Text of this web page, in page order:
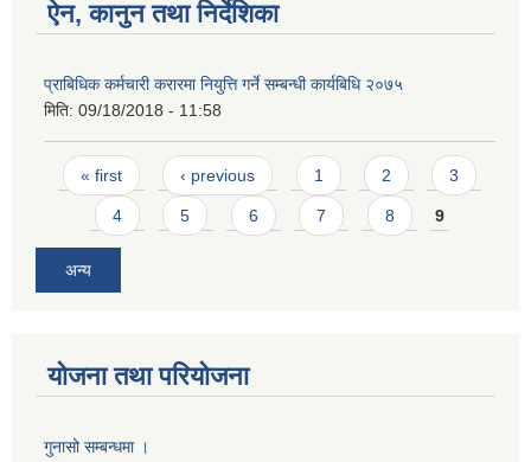
ऐन, कानुन तथा निर्देशिका
प्राबिधिक कर्मचारी करारमा नियुत्ति गर्ने सम्बन्धी कार्यबिधि २०७५
मिति: 09/18/2018 - 11:58
Pages
« first ‹ previous 1 2 3
4 5 6 7 8 9
अन्य
योजना तथा परियोजना
गुनासो सम्बन्धमा ।